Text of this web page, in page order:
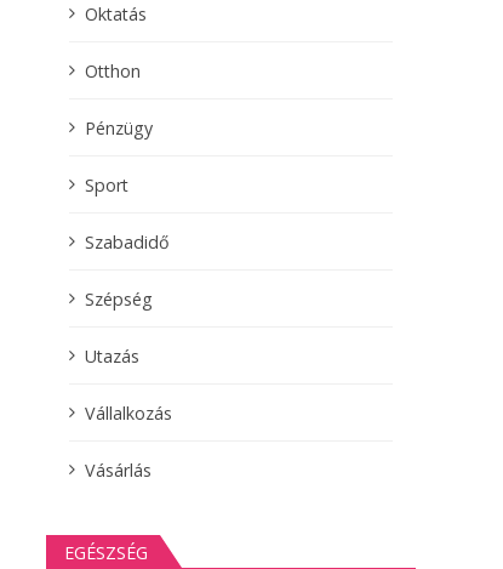
Oktatás
Otthon
Pénzügy
Sport
Szabadidő
Szépség
Utazás
Vállalkozás
Vásárlás
EGÉSZSÉG